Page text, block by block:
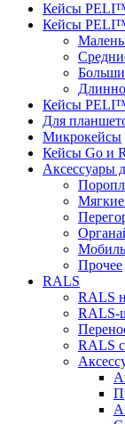
Кейсы
Кейсы
Кейсы
Для
Микрокейсы
Кейсы Go и
Аксессуары
Мягкие
Прочее
RALS
RALS
RALS-
RALS